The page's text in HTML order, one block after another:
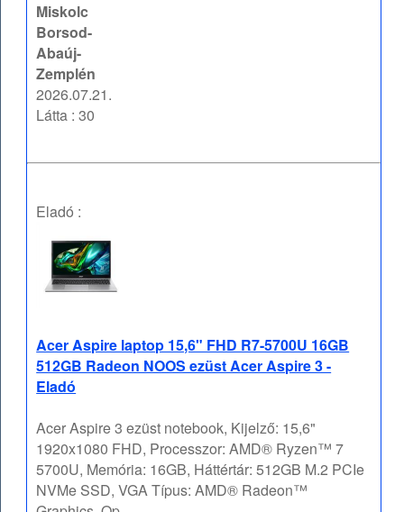
Miskolc
Borsod-
Abaúj-
Zemplén
2026.07.21.
Látta : 30
Eladó :
Acer Aspire laptop 15,6" FHD R7-5700U 16GB
512GB Radeon NOOS ezüst Acer Aspire 3 -
Eladó
Acer Aspire 3 ezüst notebook, Kijelző: 15,6"
1920x1080 FHD, Processzor: AMD® Ryzen™ 7
5700U, Memória: 16GB, Háttértár: 512GB M.2 PCIe
NVMe SSD, VGA Típus: AMD® Radeon™